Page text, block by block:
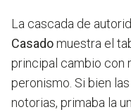
La cascada de
Casadomuestra el
principal cambio con
peronismo. Si bien
notorias, primaba la